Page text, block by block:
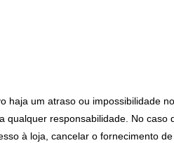
um atraso ou impossibilidade
responsabilidade. No
à loja, cancelar o fornecimento